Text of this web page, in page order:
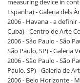
measuring device in
Espanha) - Galeria dels
2006 - Havana - a definir
Cuba) - Centro de Arte
2006 - São Paulo - São
São Paulo, SP) - Galeria
2006 - São Paulo - São
Paulo, SP) - Galeria de
2006 - Belo Horizonte -